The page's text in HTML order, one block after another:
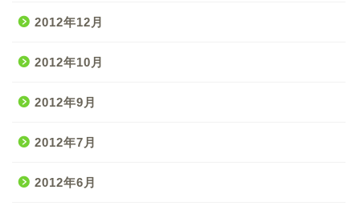
2012年12月
2012年10月
2012年9月
2012年7月
2012年6月